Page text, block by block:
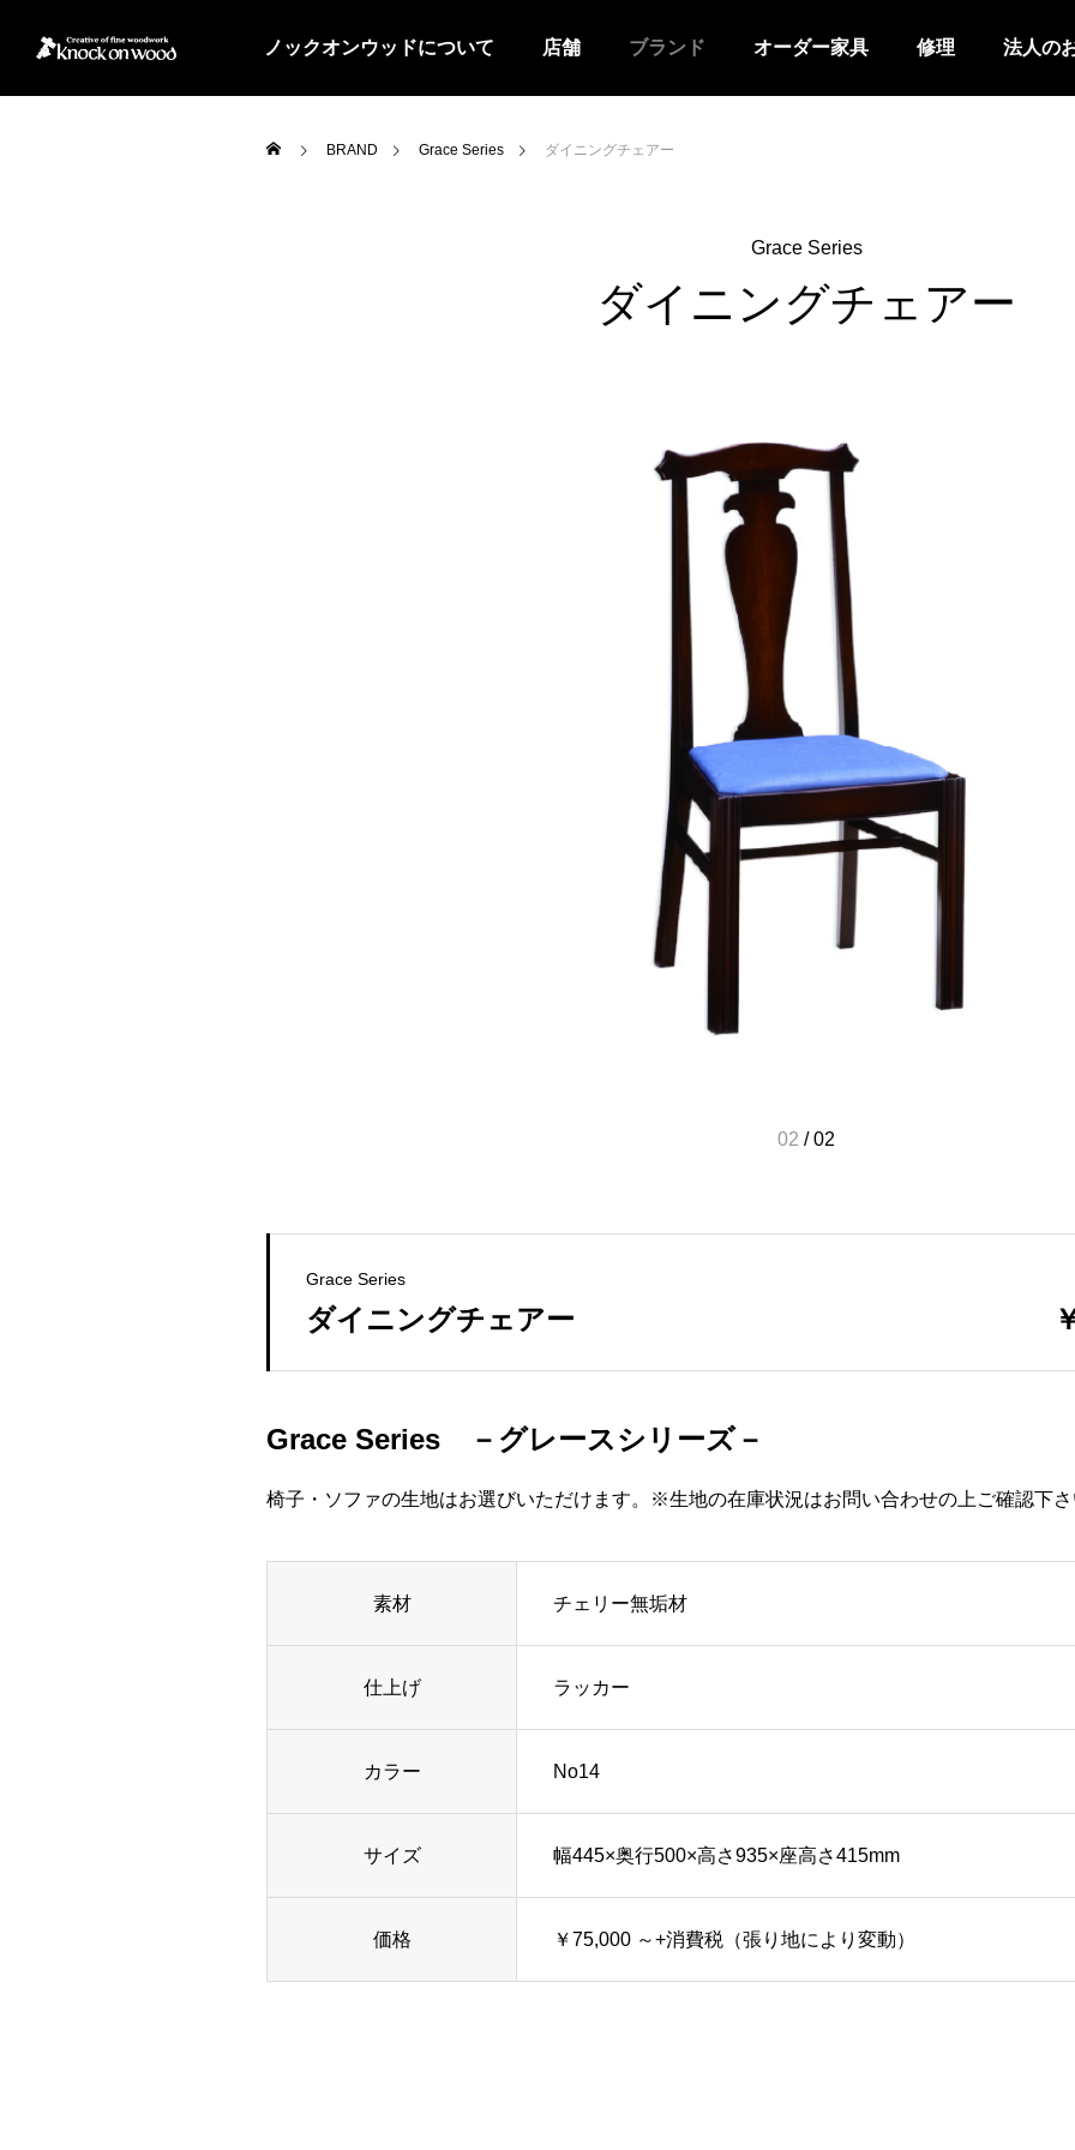
ノックオンウッドについて 店舗 ブランド オーダー家具 修理 法人の
BRAND Grace Series ダイニングチェアー
Grace Series
ダイニングチェアー
02 /02
Grace Series
ダイニングチェアー
Grace Series －グレースシリーズ－
椅子・ソファの生地はお選びいただけます。※生地の在庫状況はお問い合わせの上ご確認下さ
素材 チェリー無垢材
仕上げ ラッカー
カラー No14
サイズ 幅445×奥行500×高さ935×座高さ415mm
価格 ￥75,000 ～+消費税（張り地により変動）